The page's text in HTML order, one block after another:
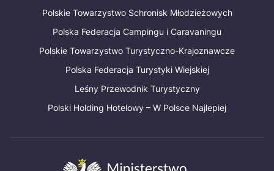
Polskie Towarzystwo Schronisk Młodzieżowych
Polska Federacja Campingu i Caravaningu
Polskie Towarzystwo Turystyczno-Krajoznawcze
Polska Federacja Turystyki Wiejskiej
Leśny Przewodnik Turystyczny
Polski Holding Hotelowy – W Polsce Najlepiej